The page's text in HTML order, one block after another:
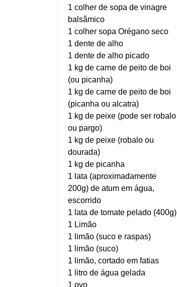
1 colher de sopa de vinagre
balsâmico
1 colher sopa Orégano seco
1 dente de alho
1 dente de alho picado
1 kg de carne de peito de boi
(ou picanha)
1 kg de carne de peito de boi
(picanha ou alcatra)
1 kg de peixe (pode ser robalo
ou pargo)
1 kg de peixe (robalo ou
dourada)
1 kg de picanha
1 lata (aproximadamente
200g) de atum em água,
escorrido
1 lata de tomate pelado (400g)
1 Limão
1 limão (suco e raspas)
1 limão (suco)
1 limão, cortado em fatias
1 litro de água gelada
1 ovo